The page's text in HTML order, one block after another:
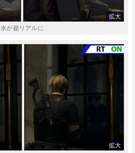
水が超リアルに